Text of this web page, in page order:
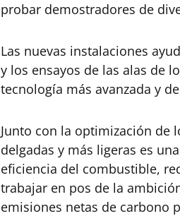
probar demostradores de
Las nuevas instalaciones
y los ensayos de las alas de
tecnología más avanzada y
Junto con la optimización de
delgadas y más ligeras es
eficiencia del combustible,
trabajar en pos de la
emisiones netas de carbono